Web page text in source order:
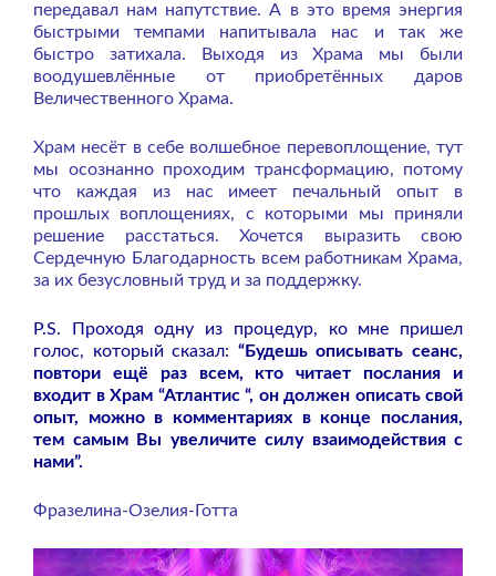
передавал нам напутствие. А в это время энергия
быстрыми темпами напитывала нас и так же
быстро затихала. Выходя из Храма мы были
воодушевлённые от приобретённых даров
Величественного Храма.
Храм несёт в себе волшебное перевоплощение, тут
мы осознанно проходим трансформацию, потому
что каждая из нас имеет печальный опыт в
прошлых воплощениях, с которыми мы приняли
решение расстаться. Хочется выразить свою
Сердечную Благодарность всем работникам Храма,
за их безусловный труд и за поддержку.
P.S. Проходя одну из процедур, ко мне пришел
голос, который сказал: “Будешь описывать сеанс,
повтори ещё раз всем, кто читает послания и
входит в Храм “Атлантис “, он должен описать свой
опыт, можно в комментариях в конце послания,
тем самым Вы увеличите силу взаимодействия с
нами”.
Фразелина-Озелия-Готта